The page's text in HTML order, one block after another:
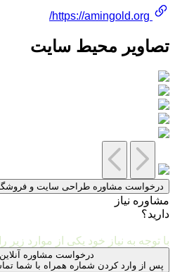
تصاویر محیط سایت
درخواست مشاوره طراحی سایت و
مشاوره نیاز
دارید؟
با توجه به نیاز خود یکی از موارد زیر
درخواست مشاوره آنلاین
پس از وارد کردن شماره همراه با شما